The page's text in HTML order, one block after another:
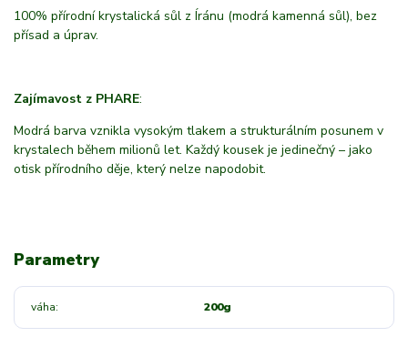
100% přírodní krystalická sůl z Íránu (modrá kamenná sůl), bez
přísad a úprav.
Zajímavost z PHARE:
Modrá barva vznikla vysokým tlakem a strukturálním posunem v
krystalech během milionů let. Každý kousek je jedinečný – jako
otisk přírodního děje, který nelze napodobit.
Parametry
váha 200g